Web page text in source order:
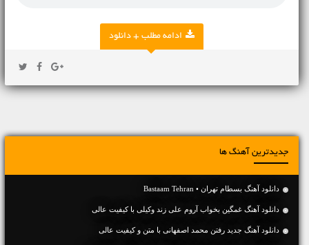
ادامه مطلب + دانلود
جدیدترین آهنگ ها
دانلود آهنگ بسطام تهران • Bastaam Tehran
دانلود آهنگ غمگین بخواب آروم علی زند وکیلی با کیفیت عالی
دانلود آهنگ جديد رفتن محمد اصفهانی با متن و کیفیت عالی